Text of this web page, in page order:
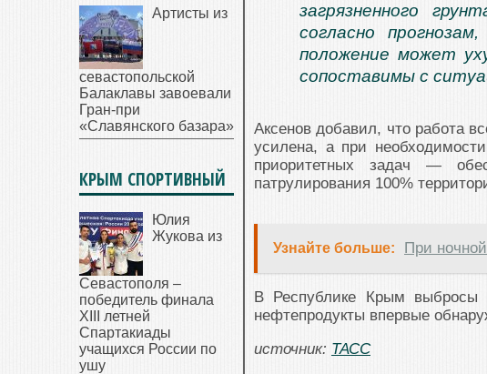
загрязненного
согласно
положение может
сопоставимы с
Аксенов добавил, что работа
усилена, а при
приоритетных задач —
патрулирования 100%
Узнайте больше: При
В Республике Крым
нефтепродукты впервые
источник: ТАСС
Артисты из
севастопольской
Балаклавы завоевали
Гран-при
«Славянского базара»
КРЫМ СПОРТИВНЫЙ
Юлия
Жукова из
Севастополя –
победитель финала
XIII летней
Спартакиады
учащихся России по
ушу